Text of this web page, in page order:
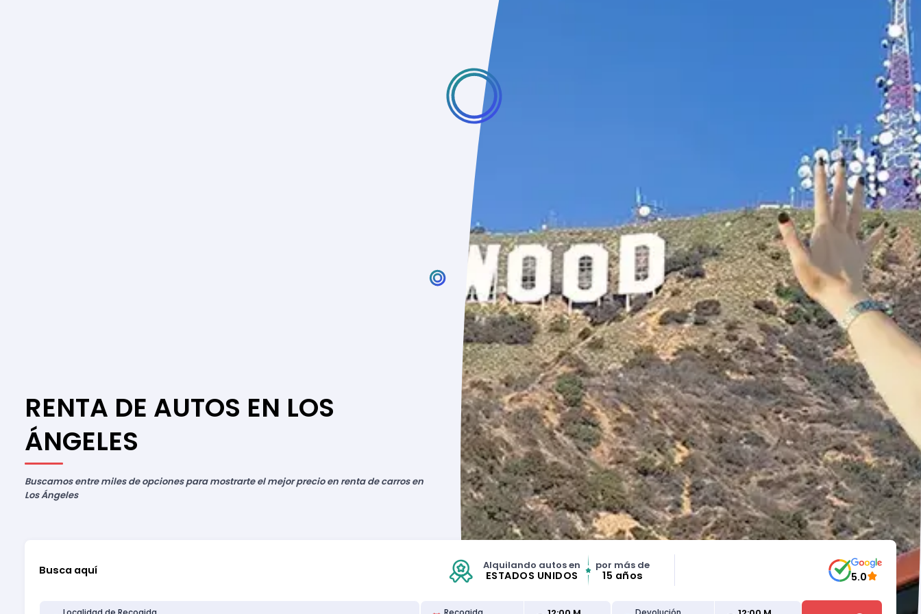
RENTA DE AUTOS EN LOS
ÁNGELES
Buscamos entre miles de opciones para mostrarte el mejor precio en renta de carros en
Los Ángeles
Busca aquí Alquilando autos en
ESTADOS UNIDOS
por más de
15 años 5.0